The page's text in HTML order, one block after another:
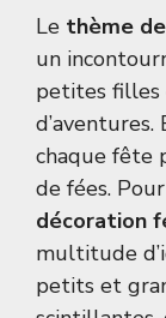
Le thème
un
petites filles
chaque fête
de fées.
décoration
multitude
petits et